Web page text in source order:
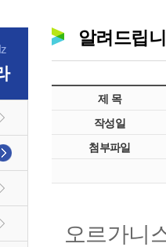
알려드립
제 목
작성일
첨부파일
오르가니